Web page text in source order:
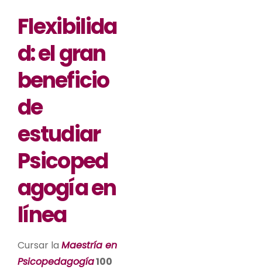
Flexibilida
d: el gran
beneficio
de
estudiar
Psicoped
agogía en
línea
Cursar la Maestría en
Psicopedagogía100